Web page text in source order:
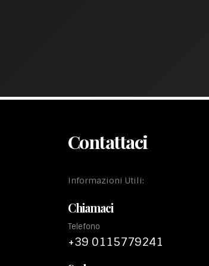
Contattaci
Informazioni Utili:
Chiamaci
Telefono
+39 0115779241